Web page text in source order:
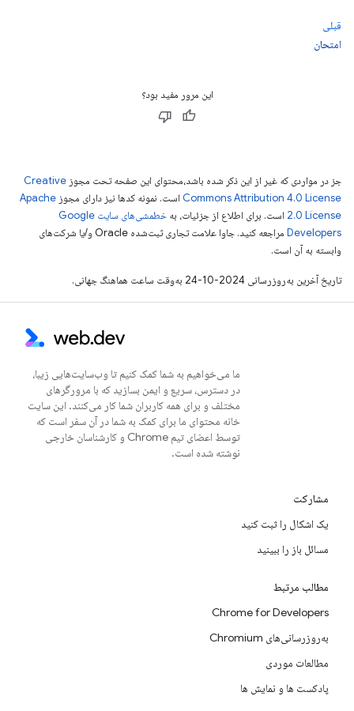
قبلی
امتحان
این مرور مفید بود؟
جز در مواردی که غیر از این ذکر شده باشد،‌محتوای این صفحه تحت مجوز Creative
Commons Attribution 4.0 License است. نمونه کدها نیز دارای مجوز Apache
2.0 License است. برای اطلاع از جزئیات، به
خطمشی‌های سایت Google
Developers‏
مراجعه کنید. جاوا علامت تجاری ثبت‌شده Oracle و/یا شرکت‌های
وابسته به آن است.
تاریخ آخرین به‌روزرسانی 2024-10-24 به‌وقت ساعت هماهنگ جهانی.
ما می‌خواهیم به شما کمک کنیم تا وب‌سایت‌هایی زیبا،
در دسترس، سریع و ایمن بسازید که با مرورگرهای
مختلف و برای همه کاربران شما کار می‌کنند. این سایت
خانه محتوای ما برای کمک به شما در آن سفر است که
توسط اعضای تیم Chrome و کارشناسان خارجی
نوشته شده است.
مشارکت
یک اشکال را ثبت کنید
مسائل باز را ببینید
مطالب مرتبط
Chrome for Developers
به‌روزرسانی‌های Chromium
مطالعات موردی
پادکست ها و نمایش ها